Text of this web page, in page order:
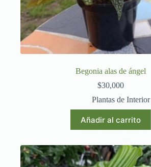
Begonia alas de ángel
$30,000
Plantas de Interior
Añadir al carrito